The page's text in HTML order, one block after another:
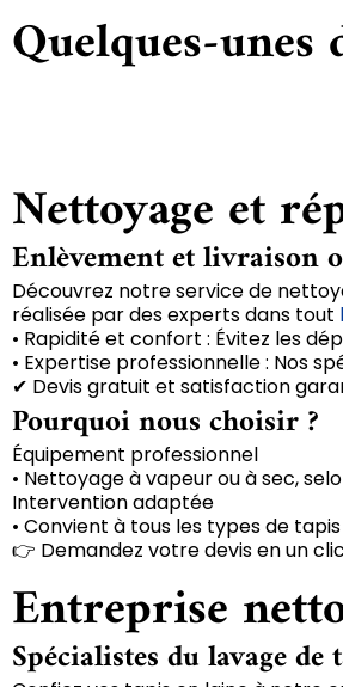
Quelques-
Nettoyage et
Enlèvement et livraison
Découvrez notre service de
réalisée par des experts dans tout
• Rapidité et confort : Évitez les
• Expertise professionnelle : Nos
✔ Devis gratuit et satisfaction
Pourquoi nous choisir ?
Équipement professionnel
• Nettoyage à vapeur ou à sec,
Intervention adaptée
• Convient à tous les types de
👉 Demandez votre devis en un
Entreprise
Spécialistes du lavage